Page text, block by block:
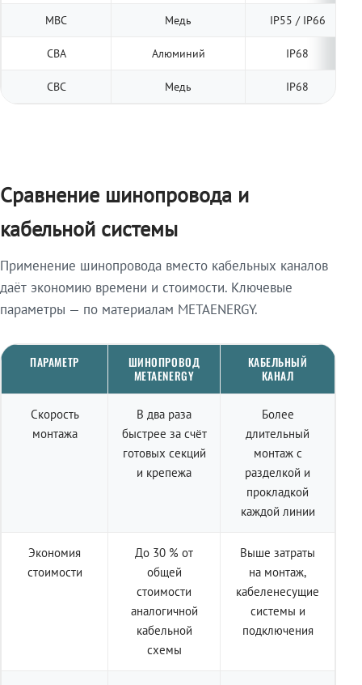
МВС Медь IP55 / IP66
СВА Алюминий IP68
СВС Медь IP68
Сравнение шинопровода и
кабельной системы
Применение шинопровода вместо кабельных каналов
даёт экономию времени и стоимости. Ключевые
параметры — по материалам METAENERGY.
ПАРАМЕТР
ШИНОПРОВОД
METAENERGY
КАБЕЛЬНЫЙ
КАНАЛ
Скорость
монтажа
В два раза
быстрее за счёт
готовых секций
и крепежа
Более
длительный
монтаж с
разделкой и
прокладкой
каждой линии
Экономия
стоимости
До 30 % от
общей
стоимости
аналогичной
кабельной
схемы
Выше затраты
на монтаж,
кабеленесущие
системы и
подключения